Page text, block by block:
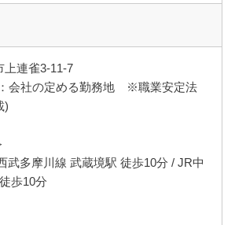
上連雀3-11-7
会社の定める勤務地 ※職業安定法
)
武多摩川線 武蔵境駅 徒歩10分 / JR中
歩10分